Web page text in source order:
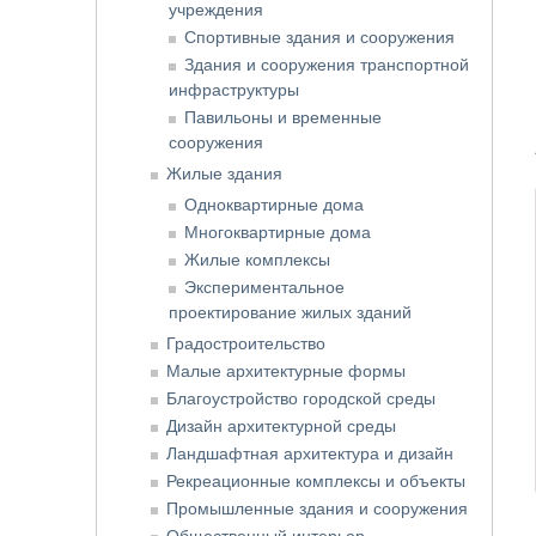
учреждения
Спортивные здания и сооружения
Здания и сооружения транспортной
инфраструктуры
Павильоны и временные
сооружения
Жилые здания
Одноквартирные дома
Многоквартирные дома
Жилые комплексы
Экспериментальное
проектирование жилых зданий
Градостроительство
Малые архитектурные формы
Благоустройство городской среды
Дизайн архитектурной среды
Ландшафтная архитектура и дизайн
Рекреационные комплексы и объекты
Промышленные здания и сооружения